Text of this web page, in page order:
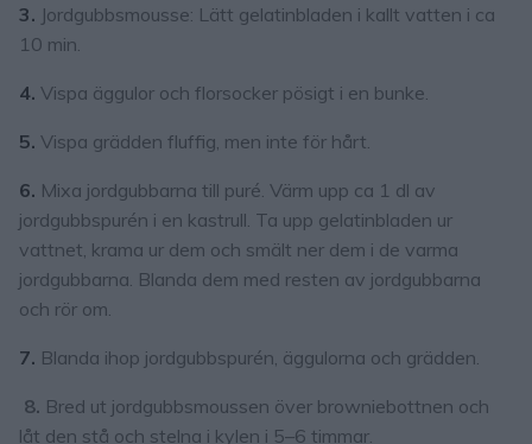
3. Jordgubbsmousse: Lätt gelatinbladen i kallt vatten i ca
10 min.
4. Vispa äggulor och florsocker pösigt i en bunke.
5. Vispa grädden fluffig, men inte för hårt.
6. Mixa jordgubbarna till puré. Värm upp ca 1 dl av
jordgubbspurén i en kastrull. Ta upp gelatinbladen ur
vattnet, krama ur dem och smält ner dem i de varma
jordgubbarna. Blanda dem med resten av jordgubbarna
och rör om.
7. Blanda ihop jordgubbspurén, äggulorna och grädden.
8. Bred ut jordgubbsmoussen över browniebottnen och
låt den stå och stelna i kylen i 5–6 timmar.